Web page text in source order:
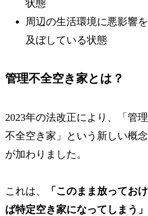
状態
周辺の生活環境に悪影響を
及ぼしている状態
管理不全空き家とは？
2023年の法改正により、「管理
不全空き家」という新しい概念
が加わりました。
これは、
「このまま放っておけ
ば特定空き家になってしまう」